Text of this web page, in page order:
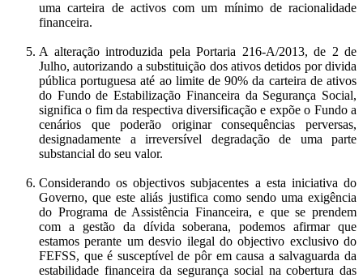
uma carteira de activos com um mínimo de racionalidade
financeira.
A alteração introduzida pela Portaria 216-A/2013, de 2 de
Julho, autorizando a substituição dos ativos detidos por divida
pública portuguesa até ao limite de 90% da carteira de ativos
do Fundo de Estabilização Financeira da Segurança Social,
significa o fim da respectiva diversificação e expõe o Fundo a
cenários que poderão originar consequências perversas,
designadamente a irreversível degradação de uma parte
substancial do seu valor.
Considerando os objectivos subjacentes a esta iniciativa do
Governo, que este aliás justifica como sendo uma exigência
do Programa de Assistência Financeira, e que se prendem
com a gestão da dívida soberana, podemos afirmar que
estamos perante um desvio ilegal do objectivo exclusivo do
FEFSS, que é susceptível de pôr em causa a salvaguarda da
estabilidade financeira da segurança social na cobertura das